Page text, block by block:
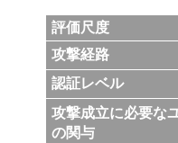
評価尺度
攻撃経路
認証レベル
攻撃成立に必要な
の関与